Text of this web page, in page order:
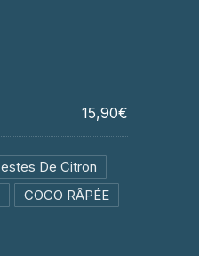
15,90€
De Citron
COCO RÂPÉE